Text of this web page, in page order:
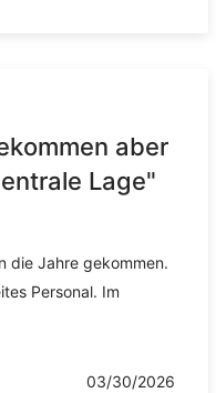
aber
Lage"
die Jahre gekommen.
Personal. Im
03/30/2026